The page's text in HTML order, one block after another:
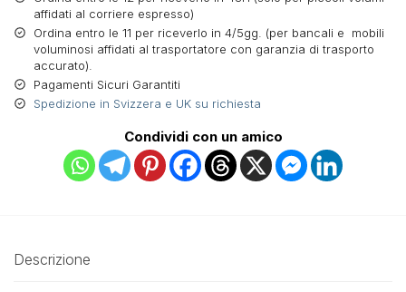
affidati al corriere espresso)
Ordina entro le 11 per riceverlo in 4/5gg. (per bancali e mobili
voluminosi affidati al trasportatore con garanzia di trasporto
accurato).
Pagamenti Sicuri Garantiti
Spedizione in Svizzera e UK su richiesta
Condividi con un amico
Descrizione